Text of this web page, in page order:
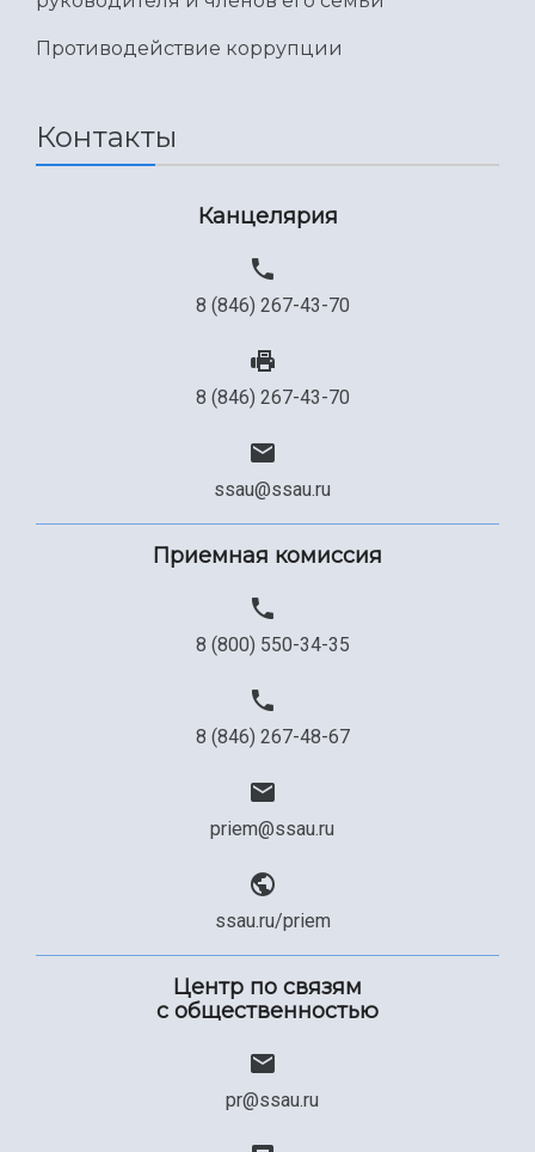
Противодействие коррупции
Контакты
Канцелярия
8 (846) 267-43-70
8 (846) 267-43-70
ssau@ssau.ru
Приемная комиссия
8 (800) 550-34-35
8 (846) 267-48-67
priem@ssau.ru
ssau.ru/priem
Центр по связям
с общественностью
pr@ssau.ru